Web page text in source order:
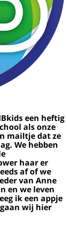
een heftig
als onze
mailtje dat ze
We hebben
haar er
af of we
van Anne
en we leven
ik een appje
wij hier